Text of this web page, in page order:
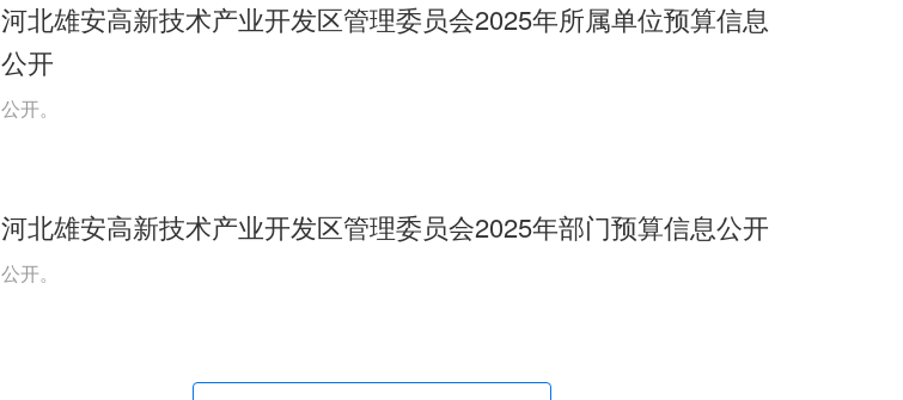
河北雄安高新技术产业开发区管理委员会2025年所属单位预算信息
公开
公开。
河北雄安高新技术产业开发区管理委员会2025年部门预算信息公开
公开。